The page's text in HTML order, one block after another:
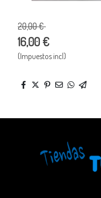
20,00 €
16,00 €
(Impuestos incl)